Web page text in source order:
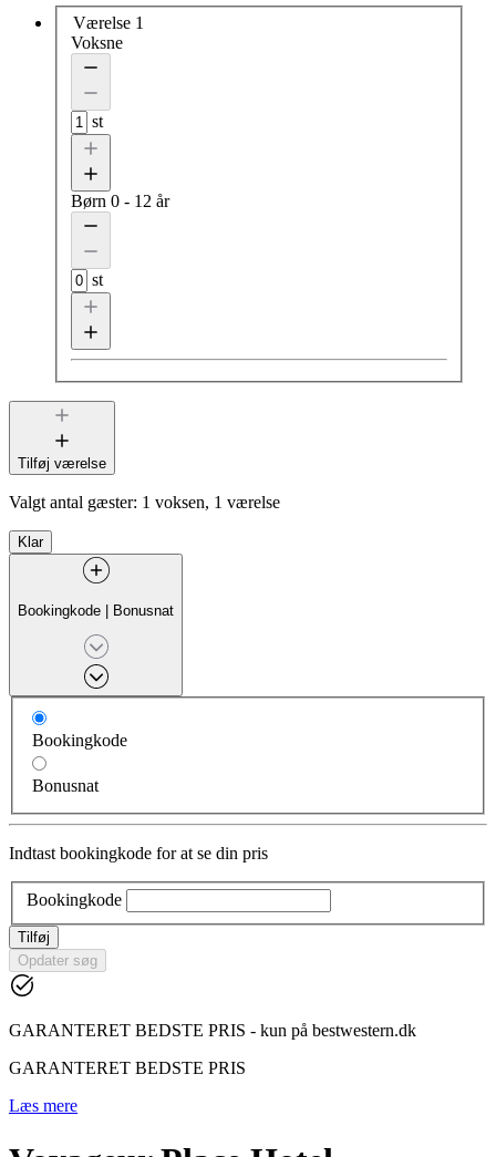
Værelse 1
Voksne
st
Børn 0 - 12 år
st
Tilføj værelse
Valgt antal gæster: 1 voksen, 1 værelse
Klar
Bookingkode | Bonusnat
Bookingkode
Bonusnat
Indtast bookingkode for at se din pris
Bookingkode
Tilføj
Opdater søg
GARANTERET BEDSTE PRIS - kun på bestwestern.dk
GARANTERET BEDSTE PRIS
Læs mere